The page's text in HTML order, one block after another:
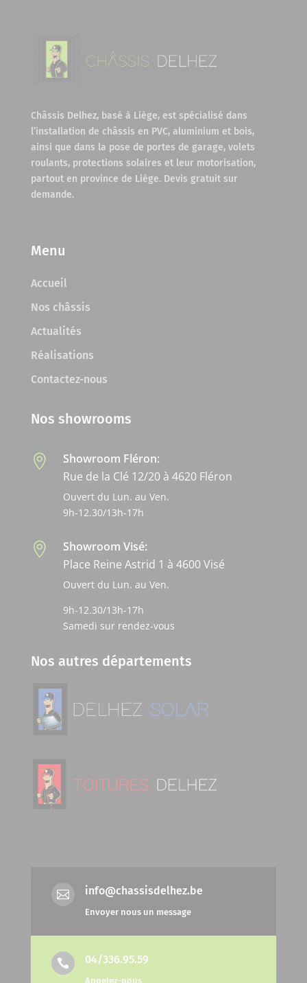
Châssis Delhez, basé à Liège, est spécialisé dans
l’installation de châssis en PVC, aluminium et bois,
ainsi que dans la pose de portes de garage, volets
roulants, protections solaires et leur motorisation,
partout en province de Liège. Devis gratuit sur
demande.
Menu
Accueil
Nos châssis
Actualités
Réalisations
Contactez-nous
Nos showrooms

Showroom Fléron:
Rue de la Clé 12/20 à 4620 Fléron
Ouvert du Lun. au Ven.
9h-12.30/13h-17h

Showroom Visé:
Place Reine Astrid 1 à 4600 Visé
Ouvert du Lun. au Ven.
9h-12.30/13h-17h
Samedi sur rendez-vous
Nos autres départements
 info@chassisdelhez.be
Envoyer nous un message
 04/336.95.59
Appelez-nous